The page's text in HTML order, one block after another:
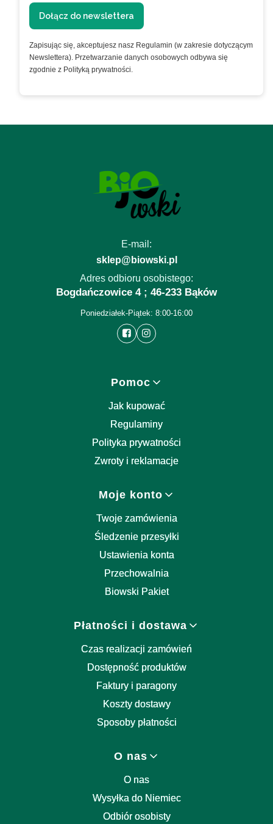
Dołącz do newslettera
Zapisując się, akceptujesz nasz Regulamin (w zakresie dotyczącym
Newslettera). Przetwarzanie danych osobowych odbywa się
zgodnie z Polityką prywatności.
E-mail:
sklep@biowski.pl
Adres odbioru osobistego:
Bogdańczowice 4 ; 46-233 Bąków
Poniedziałek-Piątek: 8:00-16:00
Pomoc
Jak kupować
Regulaminy
Polityka prywatności
Zwroty i reklamacje
Moje konto
Twoje zamówienia
Śledzenie przesyłki
Ustawienia konta
Przechowalnia
Biowski Pakiet
Płatności i dostawa
Czas realizacji zamówień
Dostępność produktów
Faktury i paragony
Koszty dostawy
Sposoby płatności
O nas
O nas
Wysyłka do Niemiec
Odbiór osobisty